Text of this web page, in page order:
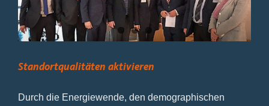
Standortqualitäten aktivieren
Durch die Energiewende, den demographischen